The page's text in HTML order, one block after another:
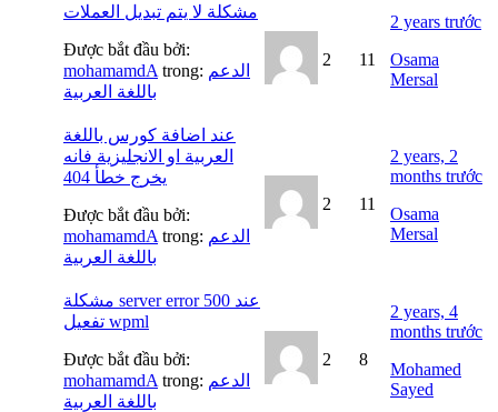
مشكلة لا يتم تبديل العملات
Được bắt đầu bởi:
mohamamdA trong: الدعم
باللغة العربية
2 11
2 years trước
Osama
Mersal
عند اضافة كورس باللغة
العربية او الانجليزية فانه
يخرج خطأ 404
Được bắt đầu bởi:
mohamamdA trong: الدعم
باللغة العربية
2 11
2 years, 2
months trước
Osama
Mersal
مشكلة server error 500 عند
تفعيل wpml
Được bắt đầu bởi:
mohamamdA trong: الدعم
باللغة العربية
2 8
2 years, 4
months trước
Mohamed
Sayed